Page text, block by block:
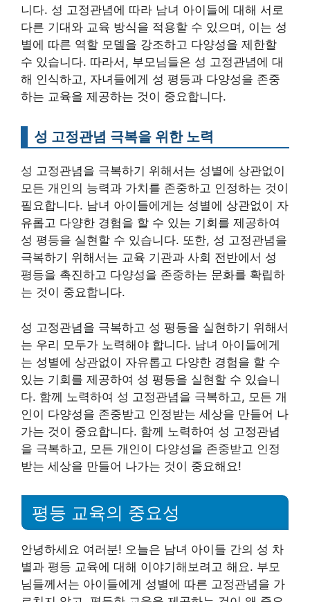
니다. 성 고정관념에 따라 남녀 아이들에 대해 서로
다른 기대와 교육 방식을 적용할 수 있으며, 이는 성
별에 따른 역할 모델을 강조하고 다양성을 제한할
수 있습니다. 따라서, 부모님들은 성 고정관념에 대
해 인식하고, 자녀들에게 성 평등과 다양성을 존중
하는 교육을 제공하는 것이 중요합니다.
성 고정관념 극복을 위한 노력
성 고정관념을 극복하기 위해서는 성별에 상관없이
모든 개인의 능력과 가치를 존중하고 인정하는 것이
필요합니다. 남녀 아이들에게는 성별에 상관없이 자
유롭고 다양한 경험을 할 수 있는 기회를 제공하여
성 평등을 실현할 수 있습니다. 또한, 성 고정관념을
극복하기 위해서는 교육 기관과 사회 전반에서 성
평등을 촉진하고 다양성을 존중하는 문화를 확립하
는 것이 중요합니다.
성 고정관념을 극복하고 성 평등을 실현하기 위해서
는 우리 모두가 노력해야 합니다. 남녀 아이들에게
는 성별에 상관없이 자유롭고 다양한 경험을 할 수
있는 기회를 제공하여 성 평등을 실현할 수 있습니
다. 함께 노력하여 성 고정관념을 극복하고, 모든 개
인이 다양성을 존중받고 인정받는 세상을 만들어 나
가는 것이 중요합니다. 함께 노력하여 성 고정관념
을 극복하고, 모든 개인이 다양성을 존중받고 인정
받는 세상을 만들어 나가는 것이 중요해요!
평등 교육의 중요성
안녕하세요 여러분! 오늘은 남녀 아이들 간의 성 차
별과 평등 교육에 대해 이야기해보려고 해요. 부모
님들께서는 아이들에게 성별에 따른 고정관념을 가